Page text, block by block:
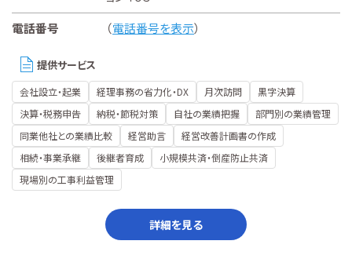
電話番号
（電話番号を表示）
提供サービス
会社設立・起業 経理事務の省力化・DX 月次訪問
黒字決算
決算・税務申告
納税・節税対策 自社の業績把握
部門別の業績管理
同業他社との業績比較
経営助言
経営改善計画書の作成
相続・事業承継
後継者育成
小規模共済・倒産防止共済
現場別の工事利益管理
詳細を見る